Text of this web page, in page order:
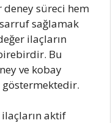
süreci hem
sağlamak
ilaçların
Bu
ve kobay
aktif